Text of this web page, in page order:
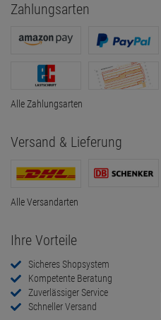
Zahlungsarten
Alle Zahlungsarten
Versand & Lieferung
Alle Versandarten
Ihre Vorteile
Sicheres Shopsystem
Kompetente Beratung
Zuverlässiger Service
Schneller Versand